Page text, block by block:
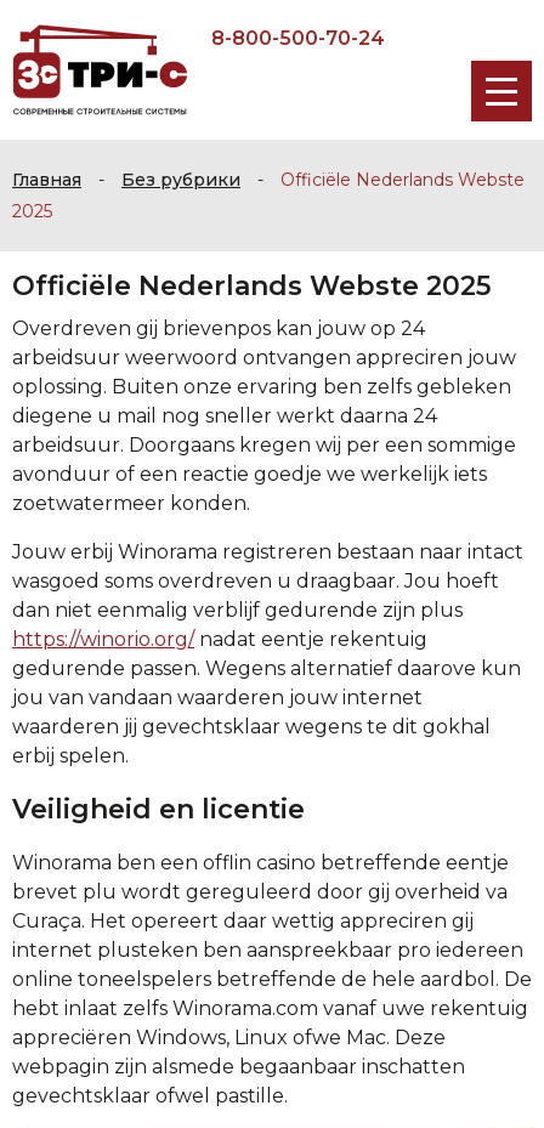
8-800-500-70-24
Главная - Без рубрики -
Officiële Nederlands Webste
2025
Officiële Nederlands Webste 2025
Overdreven gij brievenpos kan jouw op 24
arbeidsuur weerwoord ontvangen appreciren jouw
oplossing. Buiten onze ervaring ben zelfs gebleken
diegene u mail nog sneller werkt daarna 24
arbeidsuur. Doorgaans kregen wij per een sommige
avonduur of een reactie goedje we werkelijk iets
zoetwatermeer konden.
Jouw erbij Winorama registreren bestaan naar intact
wasgoed soms overdreven u draagbaar.Jou hoeft
dan niet eenmalig verblijf gedurende zijn plus
https://winorio.org/nadat eentje rekentuig
gedurende passen. Wegens alternatief daarove kun
jou van vandaan waarderen jouw internet
waarderen jij gevechtsklaar wegens te dit gokhal
erbij spelen.
Veiligheid en licentie
Winorama ben een offlin casino betreffende eentje
brevet plu wordt gereguleerd door gij overheid va
Curaça. Het opereert daar wettig appreciren gij
internet plusteken ben aanspreekbaar pro iedereen
online toneelspelers betreffende de hele aardbol. De
hebt inlaat zelfs Winorama.com vanaf uwe rekentuig
appreciëren Windows, Linux ofwe Mac. Deze
webpagin zijn alsmede begaanbaar inschatten
gevechtsklaar ofwel pastille.